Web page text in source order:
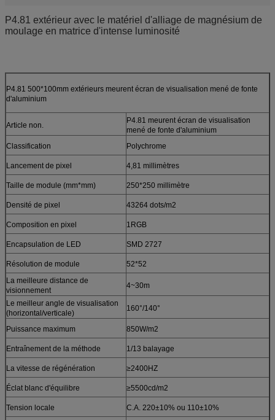
P4.81 extérieur avec le matériel d'alliage de magnésium de
moulage en matrice d'intense luminosité
P4.81 500*100mm extérieurs meurent écran de visualisation mené de fonte
d'aluminium
Article non.
P4.81 meurent écran de visualisation
mené de fonte d'aluminium
Classification
Polychrome
Lancement de pixel 4,81 millimètres
Taille de module (mm*mm) 250*250 millimètre
Densité de pixel 43264 dots/m2
Composition en pixel 1RGB
Encapsulation de LED SMD 2727
Résolution de module
52*52
La meilleure distance de
visionnement
4~30m
Le meilleur angle de visualisation
(horizontal/verticale)
160°/140°
Puissance maximum 850W/m2
Entraînement de la méthode 1/13 balayage
La vitesse de régénération ≥2400HZ
Éclat blanc d'équilibre ≥5500cd/m2
Tension locale C.A. 220±10% ou 110±10%